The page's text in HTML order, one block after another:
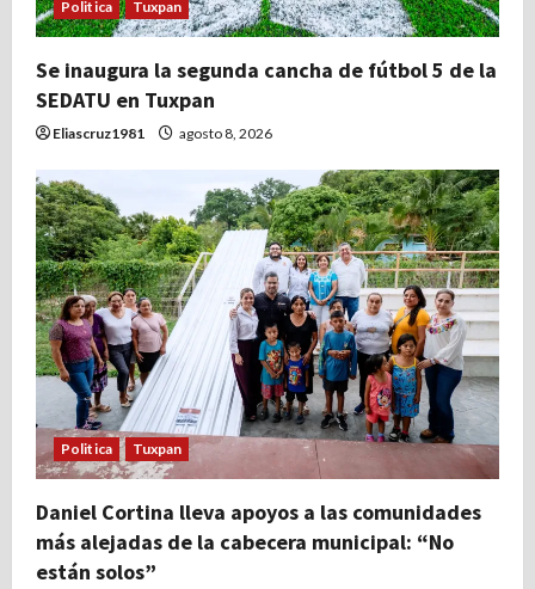
Politica Tuxpan
Se inaugura la segunda cancha de fútbol 5 de la
SEDATU en Tuxpan
Eliascruz1981 agosto 8, 2026
Politica Tuxpan
Daniel Cortina lleva apoyos a las comunidades
más alejadas de la cabecera municipal: “No
están solos”